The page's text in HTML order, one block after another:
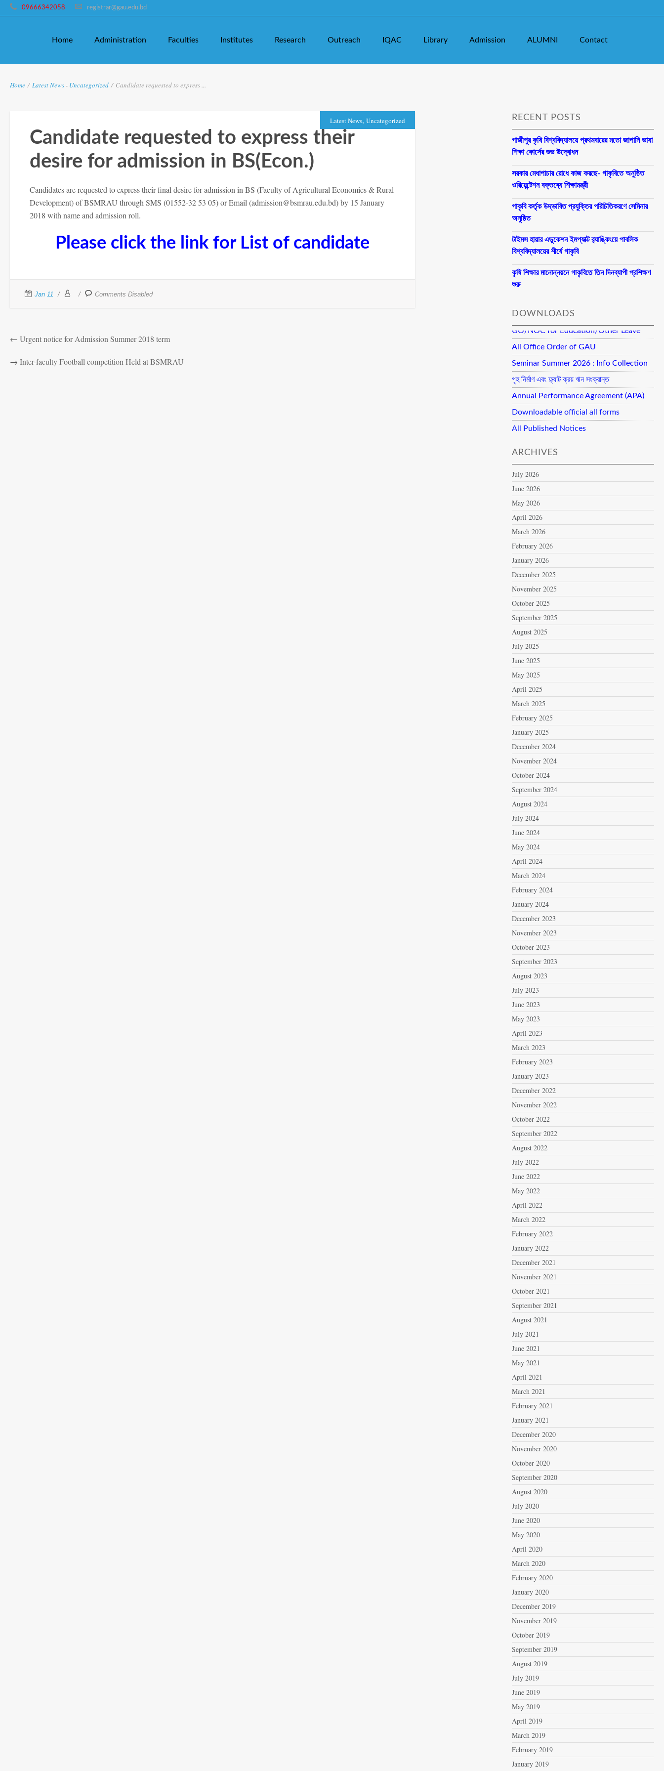
09666342058 registrar@gau.edu.bd
Home Administration Faculties Institutes Research Outreach IQAC Library Admission ALUMNI Contact
Home / Latest News - Uncategorized / Candidate requested to express ...
Latest News, Uncategorized
Candidate requested to express their
desire for admission in BS(Econ.)
Candidates are requested to express their final desire for admission in BS (Faculty of Agricultural Economics & Rural
Development) of BSMRAU through SMS (01552-32 53 05) or Email (admission@bsmrau.edu.bd) by 15 January
2018 with name and admission roll.
Please click the link for List of candidate
Jan 11 Comments Disabled
← Urgent notice for Admission Summer 2018 term
→ Inter-faculty Football competition Held at BSMRAU
RECENT POSTS
গাজীপুর কৃষি বিশ্ববিদ্যালয়ে প্রথমবারের মতো জাপানি ভাষা
শিক্ষা কোর্সের শুভ উদ্বোধন
সরকার মেধাপাচার রোধে কাজ করছে- গাকৃবিতে অনুষ্ঠিত
ওরিয়েন্টেশন বক্তব্যে শিক্ষামন্ত্রী
গাকৃবি কর্তৃক উদ্ভাবিত প্রযুক্তির পরিচিতিকরণে সেমিনার
অনুষ্ঠিত
টাইমস হায়ার এডুকেশন ইমপ্যাক্ট র‍্যাঙ্কিংয়ে পাবলিক
বিশ্ববিদ্যালয়ের শীর্ষে গাকৃবি
কৃষি শিক্ষার মানোন্নয়নে গাকৃবিতে তিন দিনব্যাপী প্রশিক্ষণ
শুরু
DOWNLOADS
GO/NOC for Education/Other Leave
All Office Order of GAU
Seminar Summer 2026 : Info Collection
গৃহ নির্মাণ এবং ফ্ল্যাট ক্রয় ঋন সংক্রান্ত
Annual Performance Agreement (APA)
Downloadable official all forms
All Published Notices
ARCHIVES
July 2026
June 2026
May 2026
April 2026
March 2026
February 2026
January 2026
December 2025
November 2025
October 2025
September 2025
August 2025
July 2025
June 2025
May 2025
April 2025
March 2025
February 2025
January 2025
December 2024
November 2024
October 2024
September 2024
August 2024
July 2024
June 2024
May 2024
April 2024
March 2024
February 2024
January 2024
December 2023
November 2023
October 2023
September 2023
August 2023
July 2023
June 2023
May 2023
April 2023
March 2023
February 2023
January 2023
December 2022
November 2022
October 2022
September 2022
August 2022
July 2022
June 2022
May 2022
April 2022
March 2022
February 2022
January 2022
December 2021
November 2021
October 2021
September 2021
August 2021
July 2021
June 2021
May 2021
April 2021
March 2021
February 2021
January 2021
December 2020
November 2020
October 2020
September 2020
August 2020
July 2020
June 2020
May 2020
April 2020
March 2020
February 2020
January 2020
December 2019
November 2019
October 2019
September 2019
August 2019
July 2019
June 2019
May 2019
April 2019
March 2019
February 2019
January 2019